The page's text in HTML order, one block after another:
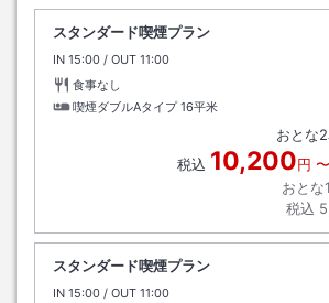
スタンダード喫煙プラン
IN チェックイン
15:00 / OUT チェックアウト
11:00
食事なし
喫煙ダブルAタイプ 16平米
おとな2
税込 10,200円 〜
おとな
税込
スタンダード喫煙プラン
IN チェックイン
15:00 / OUT チェックアウト
11:00